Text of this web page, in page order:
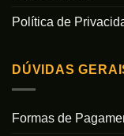
Política de
DÚVIDAS
Formas de